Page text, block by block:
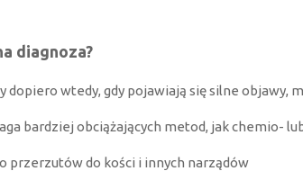
diagnoza?
dopiero wtedy, gdy pojawiają się silne objawy,
bardziej obciążających metod, jak chemio-
przerzutów do kości i innych narządów